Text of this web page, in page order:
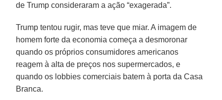
de Trump consideraram a ação “exagerada”.
Trump tentou rugir, mas teve que miar. A imagem de
homem forte da economia começa a desmoronar
quando os próprios consumidores americanos
reagem à alta de preços nos supermercados, e
quando os lobbies comerciais batem à porta da Casa
Branca.